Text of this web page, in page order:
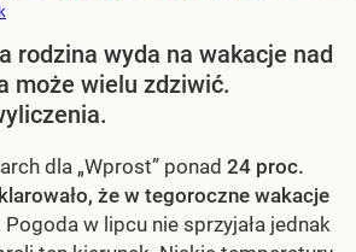
rodzina wyda na wakacje nad
może wielu zdziwić.
dla „Wprost” ponad 24 proc.
że w tegoroczne wakacje
Pogoda w lipcu nie sprzyjała jednak